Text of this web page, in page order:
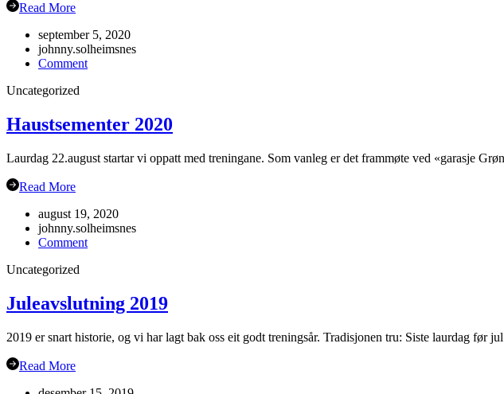
Read More
september 5, 2020
johnny.solheimsnes
Commenton
19.sept
Uncategorized
Haustsementer 2020
Laurdag 22.august startar vi oppatt med treningane. Som vanleg er det frammøte ved «garasje
Read More
august 19, 2020
johnny.solheimsnes
Commenton
Uncategorized
Juleavslutning 2019
2019 er snart historie, og vi har lagt bak oss eit godt treningsår. Tradisjonen tru: Siste laurdag
Read More